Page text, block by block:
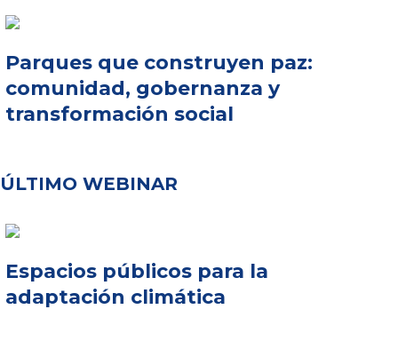
Parques que construyen paz:
comunidad, gobernanza y
transformación social
ÚLTIMO WEBINAR
Espacios públicos para la
adaptación climática